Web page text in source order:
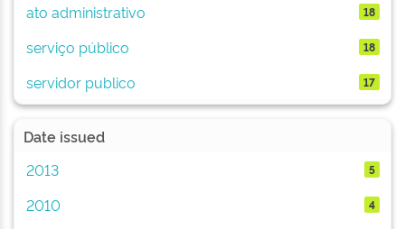
ato administrativo
18
serviço público 18
servidor publico 17
Date issued
2013
5
2010 4